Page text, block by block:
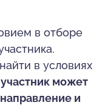
в отборе
в условиях
может
и